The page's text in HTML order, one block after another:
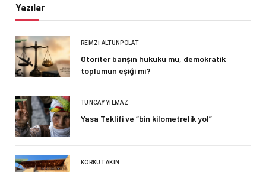
Yazılar
REMZI ALTUNPOLAT
Otoriter barışın hukuku mu, demokratik
toplumun eşiği mi?
TUNCAY YILMAZ
Yasa Teklifi ve “bin kilometrelik yol”
KORKUT AKIN